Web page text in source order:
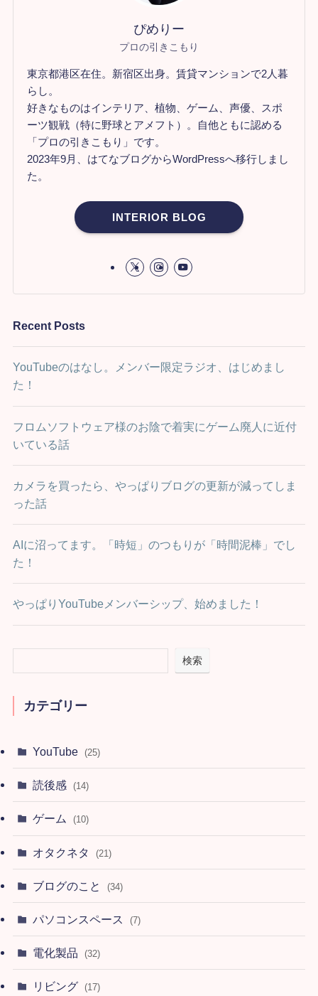
ぴめりー
プロの引きこもり
東京都港区在住。新宿区出身。賃貸マンションで2人暮
らし。
好きなものはインテリア、植物、ゲーム、声優、スポ
ーツ観戦（特に野球とアメフト）。自他ともに認める
「プロの引きこもり」です。
2023年9月、はてなブログからWordPressへ移行しまし
た。
INTERIOR BLOG
Recent Posts
YouTubeのはなし。メンバー限定ラジオ、はじめまし
た！
フロムソフトウェア様のお陰で着実にゲーム廃人に近付
いている話
カメラを買ったら、やっぱりブログの更新が減ってしま
った話
AIに沼ってます。「時短」のつもりが「時間泥棒」でし
た！
やっぱりYouTubeメンバーシップ、始めました！
検索
カテゴリー
YouTube (25)
読後感 (14)
ゲーム (10)
オタクネタ (21)
ブログのこと (34)
パソコンスペース (7)
電化製品 (32)
リビング (17)